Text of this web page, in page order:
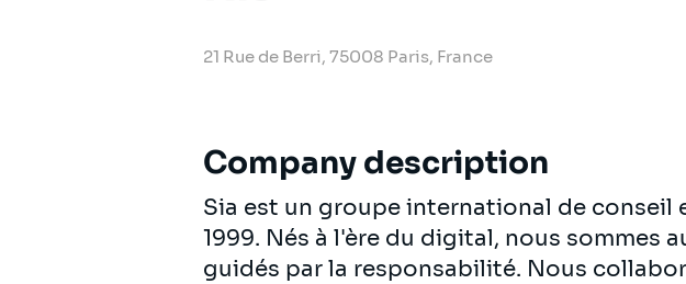
21 Rue de Berri, 75008 Paris, France
Company description
Sia est un groupe international de conseil
1999. Nés à l'ère du digital, nous sommes
guidés par la responsabilité. Nous